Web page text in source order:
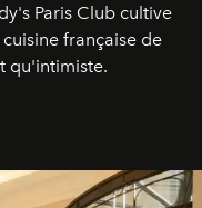
Paris Club cultive
française de
qu'intimiste.